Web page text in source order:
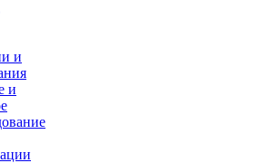
и
и